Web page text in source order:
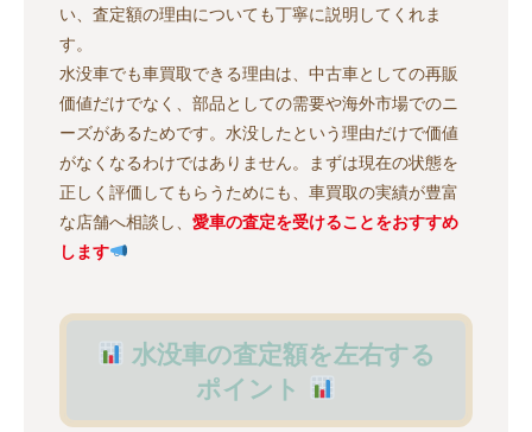
い、査定額の理由についても丁寧に説明してくれま
す。
水没車でも車買取できる理由は、中古車としての再販
価値だけでなく、部品としての需要や海外市場でのニ
ーズがあるためです。水没したという理由だけで価値
がなくなるわけではありません。まずは現在の状態を
正しく評価してもらうためにも、車買取の実績が豊富
な店舗へ相談し、 愛車の査定を受けることをおすすめ
します
水没車の査定額を左右する
ポイント